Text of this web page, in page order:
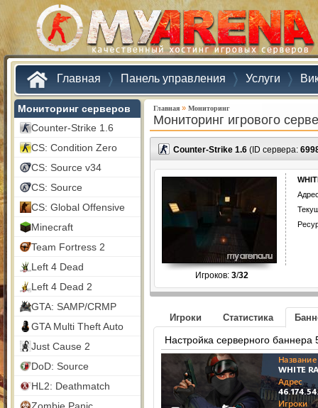
Главная Панель управления Услуги
Мониторинг серверов
Counter-Strike 1.6
CS: Condition Zero
CS: Source v34
CS: Source
CS: Global Offensive
Minecraft
Team Fortress 2
Left 4 Dead
Left 4 Dead 2
GTA: SAMP/CRMP
GTA Multi Theft Auto
Just Cause 2
DoD: Source
HL2: Deathmatch
Главная » Мониторинг
Мониторинг игрового
Counter-Strike 1.6 (ID сервера:
Игроков: 3/32
Игроки Статистика
Настройка серверного баннера